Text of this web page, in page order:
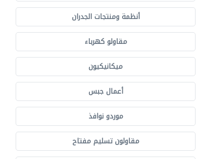
أنظمة ومنتجات الجدران
مقاولو كهرباء
ميكانيكيون
أعمال جبس
موردو نوافذ
مقاولون تسليم مفتاح